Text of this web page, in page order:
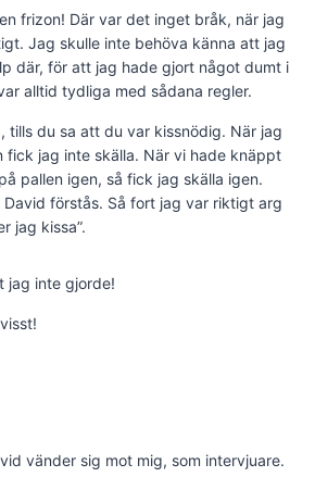
frizon! Där var det inget bråk, när jag
Jag skulle inte behöva känna att jag
där, för att jag hade gjort något dumt i
alltid tydliga med sådana regler.
tills du sa att du var kissnödig. När jag
fick jag inte skälla. När vi hade knäppt
pallen igen, så fick jag skälla igen.
förstås. Så fort jag var riktigt arg
jag kissa”.
jag inte gjorde!
vänder sig mot mig, som intervjuare.